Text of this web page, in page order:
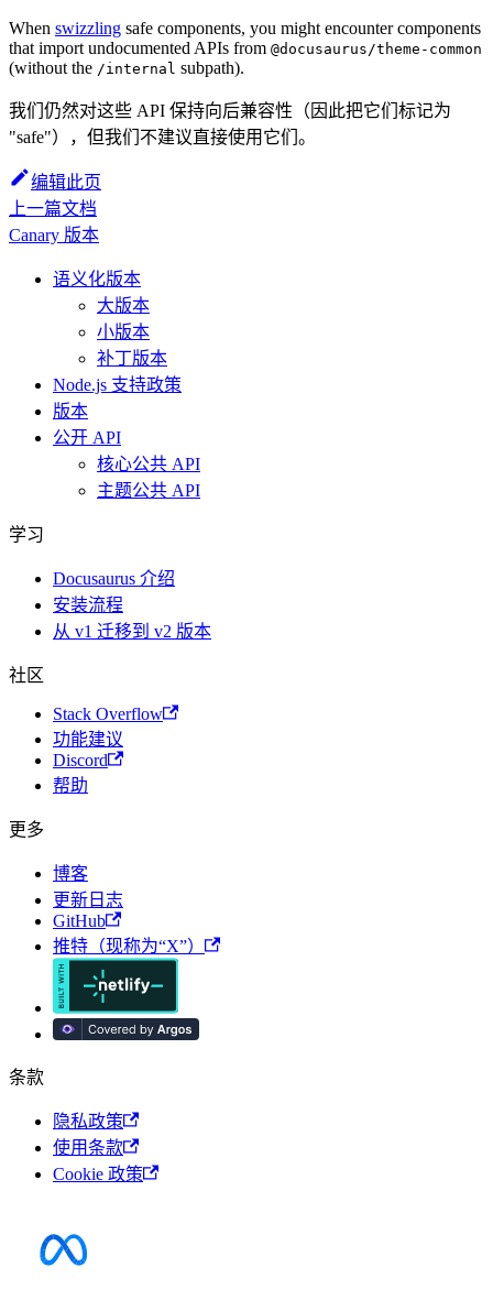
When swizzling safe components, you might encounter components
that import undocumented APIs from @docusaurus/theme-common
(without the /internal subpath).
我们仍然对这些 API 保持向后兼容性（因此把它们标记为
"safe"），但我们不建议直接使用它们。
编辑此页
上一篇文档
Canary 版本
语义化版本
大版本
小版本
补丁版本
Node.js 支持政策
版本
公开 API
核心公共 API
主题公共 API
学习
Docusaurus 介绍
安装流程
从 v1 迁移到 v2 版本
社区
Stack Overflow
功能建议
Discord
帮助
更多
博客
更新日志
GitHub
推特（现称为“X”）
条款
隐私政策
使用条款
Cookie 政策